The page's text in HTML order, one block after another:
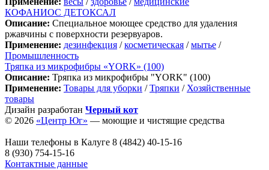
КОФАНИОС ДЕТОКСАЛ
Описание: Специальное моющее средство для удаления
ржавчины с поверхности резервуаров.
Применение: дезинфекция /косметическая /мытье /
Промышленность
Тряпка из микрофибры «YORK» (100)
Описание: Тряпка из микрофибры "YORK" (100)
Применение: Товары для уборки /Тряпки / Хозяйственные
товары
Дизайн разработан Черный кот
© 2026 «Центр Юг» — моющие и чистящие средства
Наши телефоны в Калуге 8 (4842) 40-15-16
8 (930) 754-15-16
Контактные данные